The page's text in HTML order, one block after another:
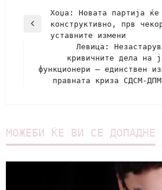
Хоџа: Новата партија ќе
конструктивно, прв
уставните измени
Левица:
кривичните дела на
функционери – единствен
правната криза СДСМ-
МОЖЕБИ ЌЕ ВИ СЕ ДОПАДНЕ